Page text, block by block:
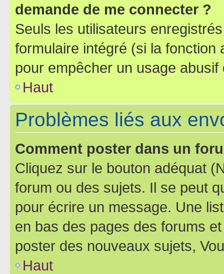
demande de me connecter ?
Seuls les utilisateurs
formulaire intégré (si la fonction
pour empêcher un usage
Haut
Problèmes liés aux
Comment poster dans un
Cliquez sur le bouton adéquat
forum ou des sujets. Il se peut
pour écrire un message. Une
en bas des pages des forums
poster des nouveaux sujets,
Haut